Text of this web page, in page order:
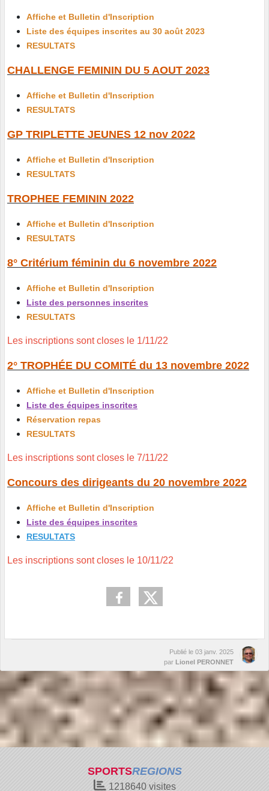
Affiche et Bulletin d'Inscription
Liste des équipes inscrites au 30 août 2023
RESULTATS
CHALLENGE FEMININ DU 5 AOUT 2023
Affiche et Bulletin d'Inscription
RESULTATS
GP TRIPLETTE JEUNES 12 nov 2022
Affiche et Bulletin d'Inscription
RESULTATS
TROPHEE FEMININ 2022
Affiche et Bulletin d'Inscription
RESULTATS
8° Critérium féminin du 6 novembre 2022
Affiche et Bulletin d'Inscription
Liste des personnes inscrites
RESULTATS
Les inscriptions sont closes le 1/11/22
2° TROPHÉE DU COMITÉ du 13 novembre 2022
Affiche et Bulletin d'Inscription
Liste des équipes inscrites
Réservation repas
RESULTATS
Les inscriptions sont closes le 7/11/22
Concours des dirigeants du 20 novembre 2022
Affiche et Bulletin d'Inscription
Liste des équipes inscrites
RESULTATS
Les inscriptions sont closes le 10/11/22
Publié le 03 janv. 2025
par Lionel PERONNET
SPORTSREGIONS
1218640visites